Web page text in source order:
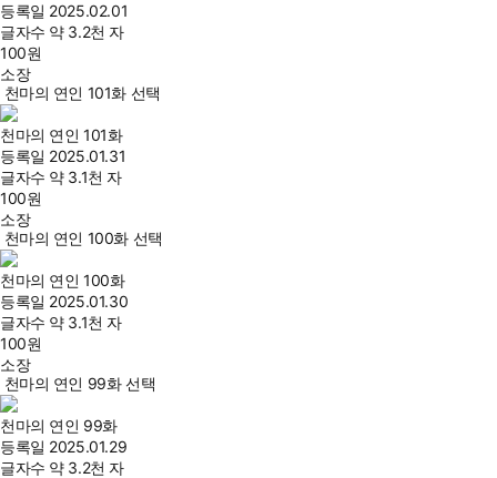
등록일 2025.02.01
글자수 약 3.2천 자
100원
소장
천마의 연인 101화 선택
천마의 연인 101화
등록일 2025.01.31
글자수 약 3.1천 자
100원
소장
천마의 연인 100화 선택
천마의 연인 100화
등록일 2025.01.30
글자수 약 3.1천 자
100원
소장
천마의 연인 99화 선택
천마의 연인 99화
등록일 2025.01.29
글자수 약 3.2천 자